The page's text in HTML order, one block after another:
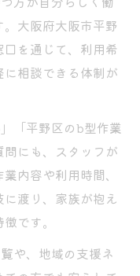
大阪府大阪市平野
を通じて、利用希
相談できる体制が
「平野区のb型作業
にも、スタッフが
内容や利用時間、
渡り、家族が抱え
です。
や、地域の支援ネ